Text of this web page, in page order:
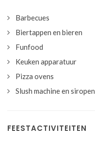
Barbecues
Biertappen en bieren
Funfood
Keuken apparatuur
Pizza ovens
Slush machine en siropen
FEESTACTIVITEITEN